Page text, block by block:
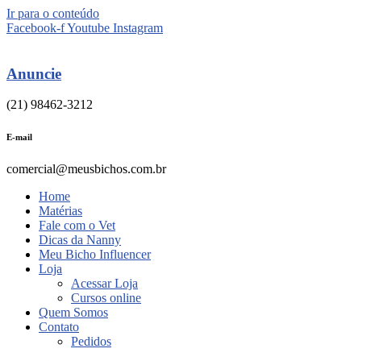
Ir para o conteúdo
Facebook-fYoutube Instagram
Anuncie
(21) 98462-3212
E-mail
comercial@meusbichos.com.br
Home
Matérias
Fale com o Vet
Dicas da Nanny
Meu Bicho Influencer
Loja
Acessar Loja
Cursos online
Quem Somos
Contato
Pedidos